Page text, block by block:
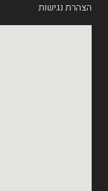
הצהרת נגישות